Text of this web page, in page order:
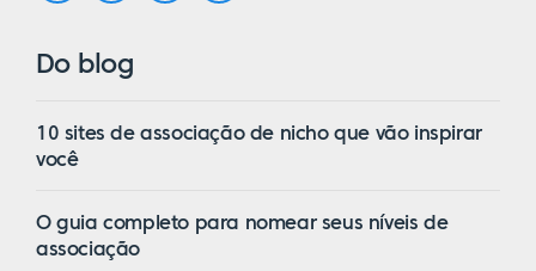
Do blog
10 sites de associação de nicho que vão inspirar
você
O guia completo para nomear seus níveis de
associação